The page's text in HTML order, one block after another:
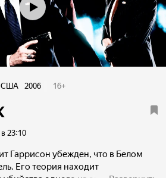
США 2006 16+
23:10
Гаррисон убежден, что в Белом
Его теория находит